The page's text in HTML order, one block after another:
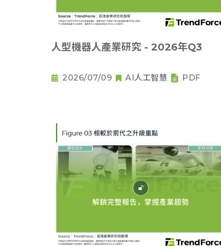
人型機器人產業研究 - 2026年Q3
2026/07/09 AI人工智慧 PDF